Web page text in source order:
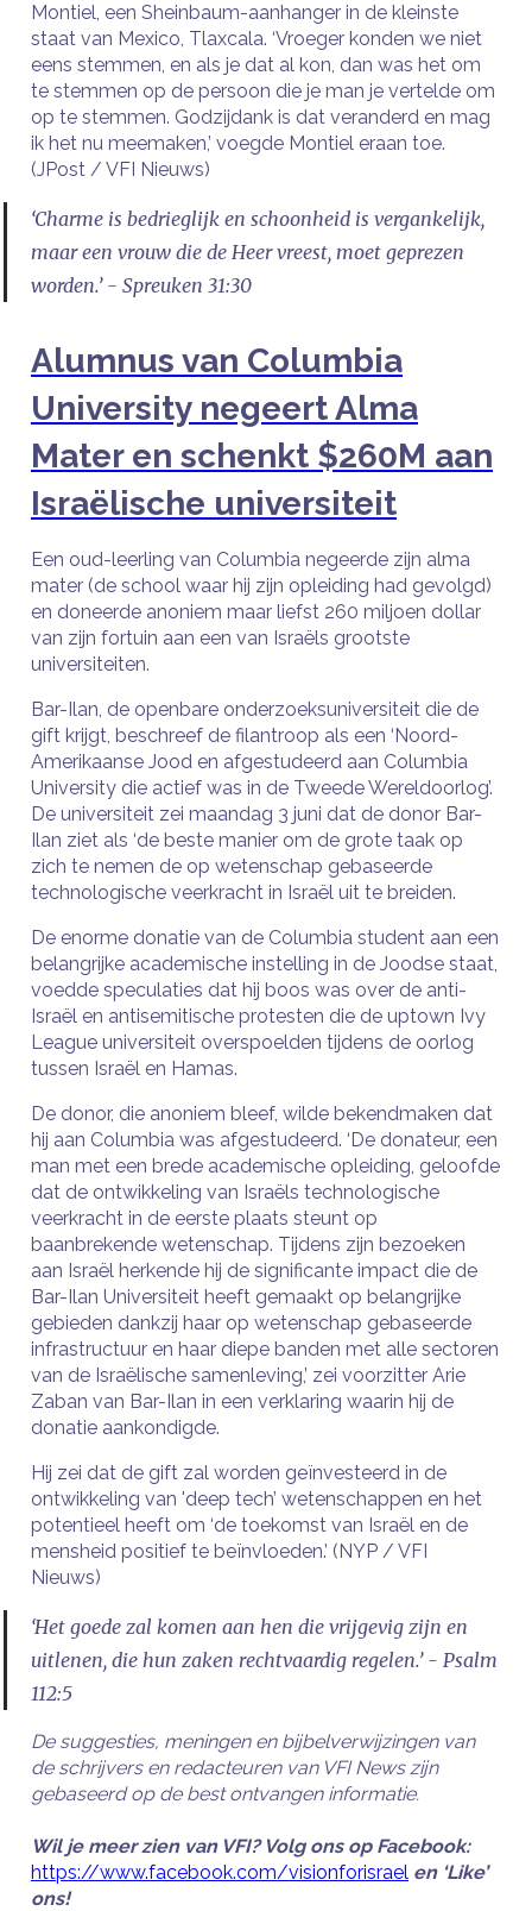
Montiel, een Sheinbaum-aanhanger in de kleinste
staat van Mexico, Tlaxcala. ‘Vroeger konden we niet
eens stemmen, en als je dat al kon, dan was het om
te stemmen op de persoon die je man je vertelde om
op te stemmen. Godzijdank is dat veranderd en mag
ik het nu meemaken,’ voegde Montiel eraan toe.
(JPost / VFI Nieuws)
‘Charme is bedrieglijk en schoonheid is vergankelijk,
maar een vrouw die de Heer vreest, moet geprezen
worden.’ - Spreuken 31:30
Alumnus van Columbia
University negeert Alma
Mater en schenkt $260M aan
Israëlische universiteit
Een oud-leerling van Columbia negeerde zijn alma
mater (de school waar hij zijn opleiding had gevolgd)
en doneerde anoniem maar liefst 260 miljoen dollar
van zijn fortuin aan een van Israëls grootste
universiteiten.
Bar-Ilan, de openbare onderzoeksuniversiteit die de
gift krijgt, beschreef de filantroop als een ‘Noord-
Amerikaanse Jood en afgestudeerd aan Columbia
University die actief was in de Tweede Wereldoorlog’.
De universiteit zei maandag 3 juni dat de donor Bar-
Ilan ziet als ‘de beste manier om de grote taak op
zich te nemen de op wetenschap gebaseerde
technologische veerkracht in Israël uit te breiden.
De enorme donatie van de Columbia student aan een
belangrijke academische instelling in de Joodse staat,
voedde speculaties dat hij boos was over de anti-
Israël en antisemitische protesten die de uptown Ivy
League universiteit overspoelden tijdens de oorlog
tussen Israël en Hamas.
De donor, die anoniem bleef, wilde bekendmaken dat
hij aan Columbia was afgestudeerd. ‘De donateur, een
man met een brede academische opleiding, geloofde
dat de ontwikkeling van Israëls technologische
veerkracht in de eerste plaats steunt op
baanbrekende wetenschap. Tijdens zijn bezoeken
aan Israël herkende hij de significante impact die de
Bar-Ilan Universiteit heeft gemaakt op belangrijke
gebieden dankzij haar op wetenschap gebaseerde
infrastructuur en haar diepe banden met alle sectoren
van de Israëlische samenleving,’ zei voorzitter Arie
Zaban van Bar-Ilan in een verklaring waarin hij de
donatie aankondigde.
Hij zei dat de gift zal worden geïnvesteerd in de
ontwikkeling van 'deep tech’ wetenschappen en het
potentieel heeft om ‘de toekomst van Israël en de
mensheid positief te beïnvloeden.’ (NYP / VFI
Nieuws)
‘Het goede zal komen aan hen die vrijgevig zijn en
uitlenen, die hun zaken rechtvaardig regelen.’ - Psalm
112:5
De suggesties, meningen en bijbelverwijzingen van
de schrijvers en redacteuren van VFI News zijn
gebaseerd op de best ontvangen informatie.
Wil je meer zien van VFI? Volg ons op Facebook:
https://www.facebook.com/visionforisrael en ‘Like’
ons!